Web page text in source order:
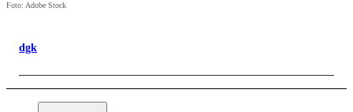
Foto: Adobe Stock
dgk